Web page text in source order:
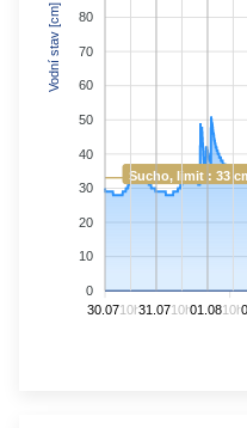
80
70
60
50
40
30
20
10
0
Vodní stav [cm]
Sucho, limit : 33
30.07.10h31.07.10h01.08.10h